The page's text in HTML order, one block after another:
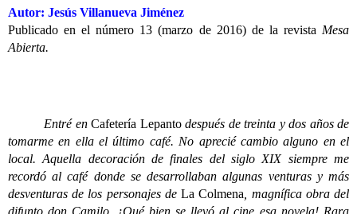
Autor: Jesús Villanueva Jiménez
Publicado en el número 13 (marzo de 2016) de la revista Mesa
Abierta.
Entré en Cafetería Lepantodespués de treinta y dos años de
tomarme en ella el último café. No aprecié cambio alguno en el
local. Aquella decoración de finales del siglo XIX siempre me
recordó al café donde se desarrollaban algunas venturas y más
desventuras de los personajes deLa Colmena , magnífica obra del
difunto don Camilo. ¡Qué bien se llevó al cine esa novela! Rara